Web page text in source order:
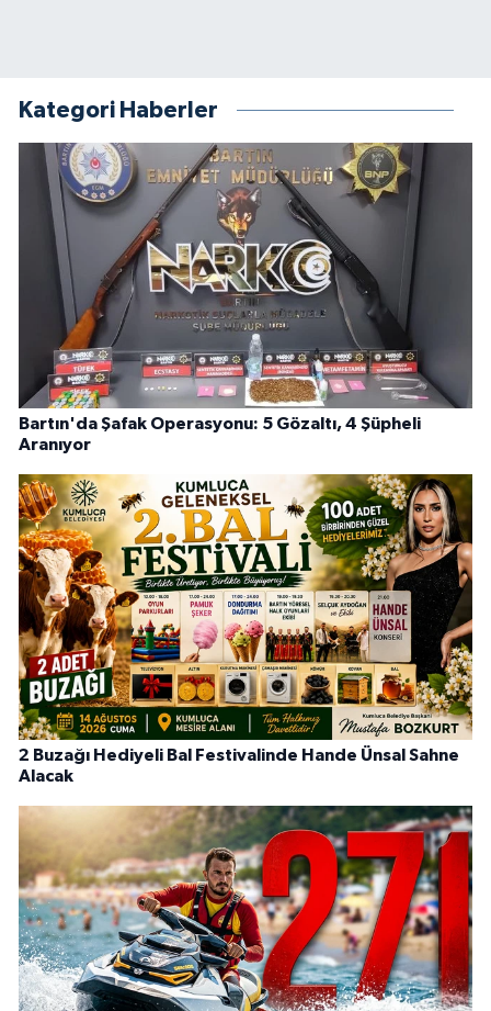
Kategori Haberler
Bartın'da Şafak Operasyonu: 5 Gözaltı, 4 Şüpheli
Aranıyor
2 Buzağı Hediyeli Bal Festivalinde Hande Ünsal Sahne
Alacak